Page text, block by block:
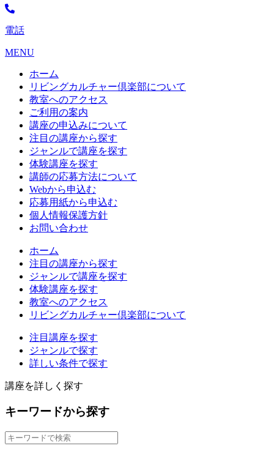
電話
MENU
ホーム
リビングカルチャー倶楽部について
教室へのアクセス
ご利用の案内
講座の申込みについて
注目の講座から探す
ジャンルで講座を探す
体験講座を探す
講師の応募方法について
Webから申込む
応募用紙から申込む
個人情報保護方針
お問い合わせ
ホーム
注目の講座から探す
ジャンルで講座を探す
体験講座を探す
教室へのアクセス
リビングカルチャー倶楽部について
注目講座を探す
ジャンルで探す
詳しい条件で探す
講座を詳しく探す
キーワードから探す